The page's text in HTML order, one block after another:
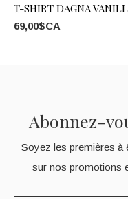
T-SHIRT DAGNA
69,00$CA
Abonnez-
Soyez les premières à
sur nos promotions